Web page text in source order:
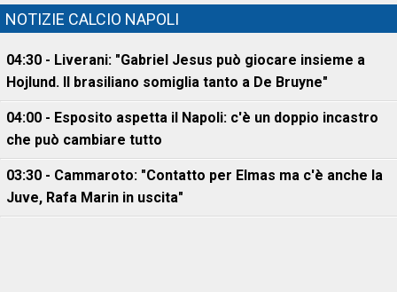
NOTIZIE CALCIO NAPOLI
04:30 - Liverani: "Gabriel Jesus può giocare insieme a
Hojlund. Il brasiliano somiglia tanto a De Bruyne"
04:00 - Esposito aspetta il Napoli: c'è un doppio incastro
che può cambiare tutto
03:30 - Cammaroto: "Contatto per Elmas ma c'è anche la
Juve, Rafa Marin in uscita"